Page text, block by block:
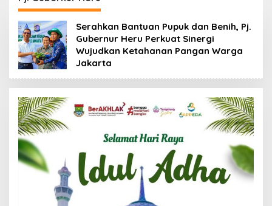
Serahkan Bantuan Pupuk dan Benih, Pj.
Gubernur Heru Perkuat Sinergi
Wujudkan Ketahanan Pangan Warga
Jakarta